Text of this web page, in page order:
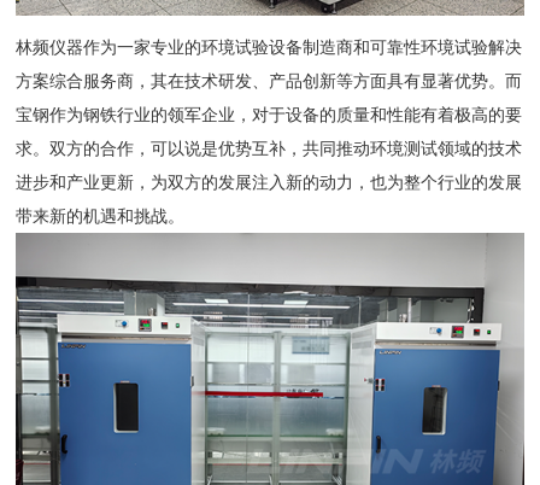
林频仪器作为一家专业的环境试验设备制造商和可靠性环境试验解决
方案综合服务商，其在技术研发、产品创新等方面具有显著优势。而
宝钢作为钢铁行业的领军企业，对于设备的质量和性能有着极高的要
求。双方的合作，可以说是优势互补，共同推动环境测试领域的技术
进步和产业更新，为双方的发展注入新的动力，也为整个行业的发展
带来新的机遇和挑战。